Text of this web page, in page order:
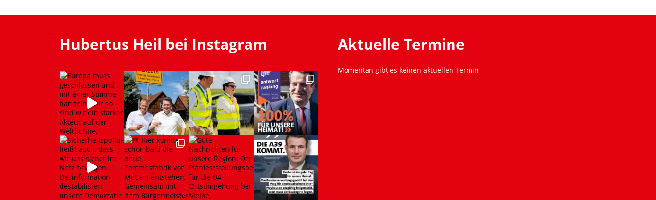
Hubertus Heil bei Instagram Aktuelle Termine
Momentan gibt es keinen aktuellen Termin